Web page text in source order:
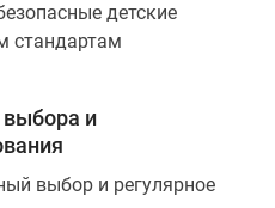
детские
стандартам
выбора и
выбор и регулярное